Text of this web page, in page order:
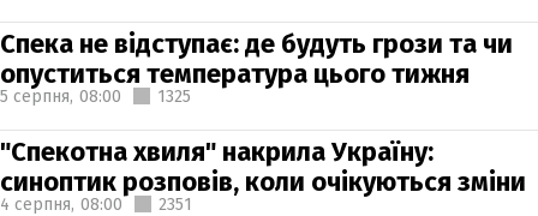
Спека не відступає: де будуть грози та чи
опуститься температура цього тижня
5 серпня, 08:00 1325
"Спекотна хвиля" накрила Україну:
синоптик розповів, коли очікуються зміни
4 серпня, 08:00 2351